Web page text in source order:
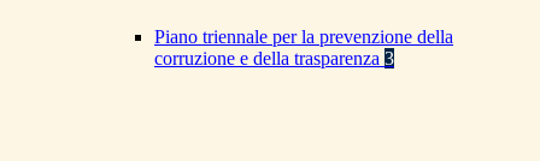
Piano triennale per la prevenzione della
corruzione e della trasparenza 3